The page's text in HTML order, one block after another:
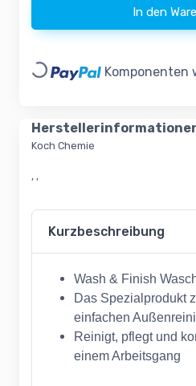
In den
Loading... Komponenten
Koch Chemie
, ,
Kurzbeschreibung
Wash & Finish
Das Spezialprodukt
einfachen
Reinigt, pflegt und
einem Arbeitsgang